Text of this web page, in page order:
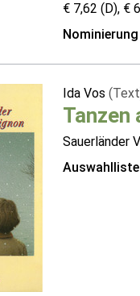
€ 7,62 (D), €
Ida Vos
Tanzen
Sauerländer